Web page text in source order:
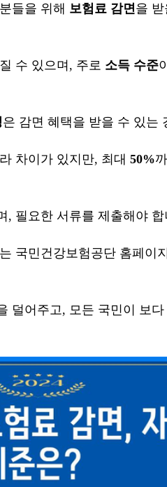
들을 위해 보험료 감면 을
수 있으며, 주로 소득 수준
은 감면 혜택을 받을 수 있는
차이가 있지만, 최대 50%
, 필요한 서류를 제출해야 합
국민건강보험공단 홈페이
덜어주고, 모든 국민이 보다